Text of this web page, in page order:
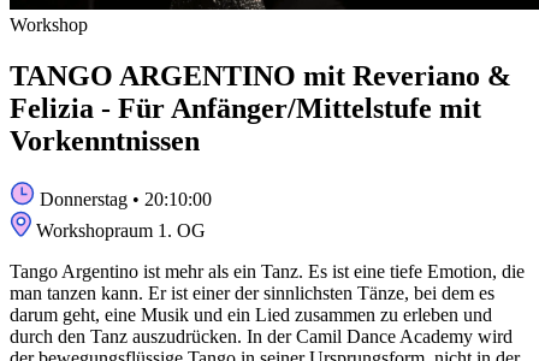
Workshop
TANGO ARGENTINO mit Reveriano &
Felizia - Für Anfänger/Mittelstufe mit
Vorkenntnissen
Donnerstag • 20:10:00
Workshopraum 1. OG
Tango Argentino ist mehr als ein Tanz. Es ist eine tiefe Emotion, die
man tanzen kann. Er ist einer der sinnlichsten Tänze, bei dem es
darum geht, eine Musik und ein Lied zusammen zu erleben und
durch den Tanz auszudrücken. In der Camil Dance Academy wird